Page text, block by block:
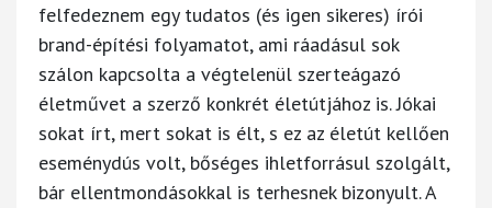
felfedeznem egy tudatos (és igen sikeres) írói
brand-építési folyamatot, ami ráadásul sok
szálon kapcsolta a végtelenül szerteágazó
életművet a szerző konkrét életútjához is. Jókai
sokat írt, mert sokat is élt, s ez az életút kellően
eseménydús volt, bőséges ihletforrásul szolgált,
bár ellentmondásokkal is terhesnek bizonyult. A